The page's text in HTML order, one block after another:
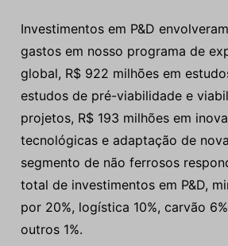
Investimentos em P&D
gastos em nosso programa de
global, R$ 922 milhões em
estudos de pré-viabilidade e
projetos, R$ 193 milhões em
tecnológicas e adaptação de
segmento de não ferrosos
total de investimentos em P&D,
por 20%, logística 10%, carvão
outros 1%.